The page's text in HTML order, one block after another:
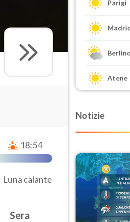
18:54
Luna calante
Sera
Parigi
Berlino
Atene
Notizie